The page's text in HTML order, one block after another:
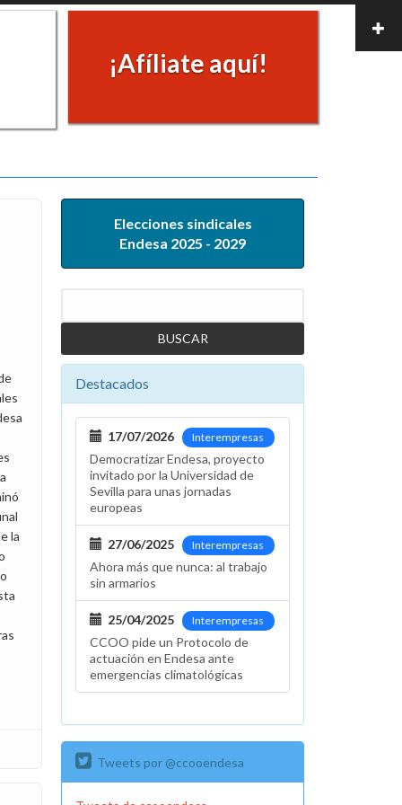
¡Afíliate aquí!
la
Elecciones sindicales
Endesa 2025 - 2029
Destacados
Interempresas
17/07/2026
Democratizar Endesa, proyecto
invitado por la Universidad de
Sevilla para unas jornadas
europeas
Interempresas
27/06/2025
Ahora más que nunca: al trabajo
sin armarios
Interempresas
25/04/2025
CCOO pide un Protocolo de
actuación en Endesa ante
emergencias climatológicas
Tweets por @ccooendesa